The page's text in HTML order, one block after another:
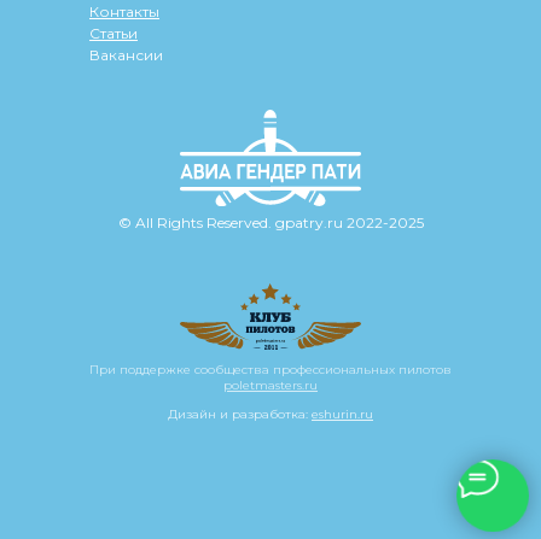
Контакты
Статьи
Вакансии
При поддержке сообщества профессиональных пилотов
poletmasters.ru
© All Rights Reserved. gpatry.ru 2022-2025
Дизайн и разработка: eshurin.ru